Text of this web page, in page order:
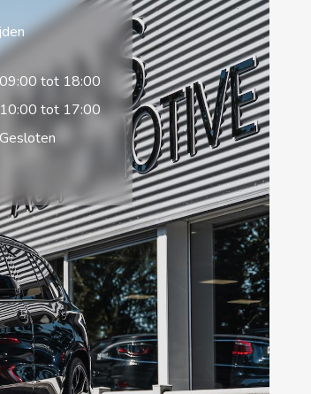
09:00 tot 18:00
10:00 tot 17:00
Gesloten